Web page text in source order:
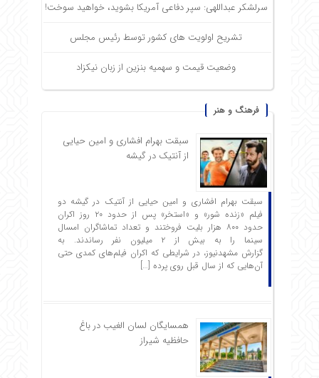
سرلشکر عبداللهی: سپر دفاعی آمریکا بشوید، خواهید سوخت!
تشریح اولویت های کشور توسط رئیس مجلس
وضعیت قیمت و سهمیه بنزین از زبان نیکزاد
فرهنگ و هنر
سبقت بهرام افشاری و امین حیایی
از آنتیک در گیشه
سبقت بهرام افشاری و امین حیایی از آنتیک در گیشه دو
فیلم «زنده شور» و «استخر» پس از حدود ۲۰ روز اکران
حدود ۸۰۰ هزار بلیت فروختند و تعداد تماشاگران امسال
سینما را به بیش از ۲ میلیون نفر رساندند. به
گزارش مشهدنیوز، در شرایطی که اکران فیلم‌های کمدی حتی
آن‌هایی که از سال قبل روی پرده […]
همسایگان لسان الغیب در باغ
حافظیه شیراز